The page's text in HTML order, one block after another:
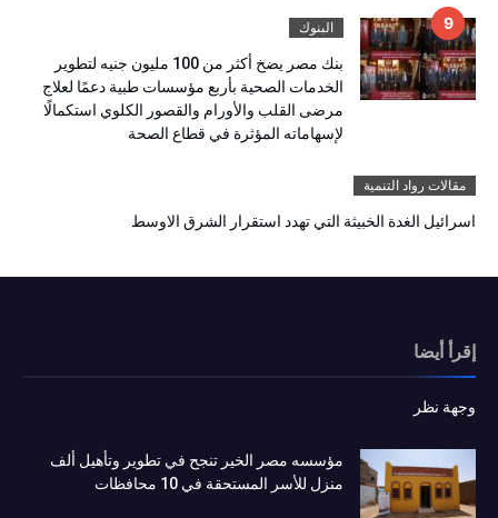
البنوك
بنك مصر يضخ أكثر من 100 مليون جنيه لتطوير
الخدمات الصحية بأربع مؤسسات طبية دعمًا لعلاج
مرضى القلب والأورام والقصور الكلوي استكمالًا
لإسهاماته المؤثرة في قطاع الصحة
مقالات رواد التنمية
اسرائيل الغدة الخبيثة التي تهدد استقرار الشرق الاوسط
إقرأ أيضا
وجهة نظر
مؤسسه مصر الخير تنجح في تطوير وتأهيل ألف
منزل للأسر المستحقة في 10 محافظات